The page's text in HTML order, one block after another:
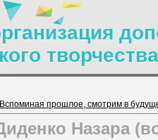
прошлое, смотрим в
Назара